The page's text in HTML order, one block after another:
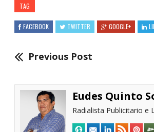
TAG
FACEBOOK TWITTER GOOGLE+
Previous Post
Eudes Quinto
Radialista Publicitario e